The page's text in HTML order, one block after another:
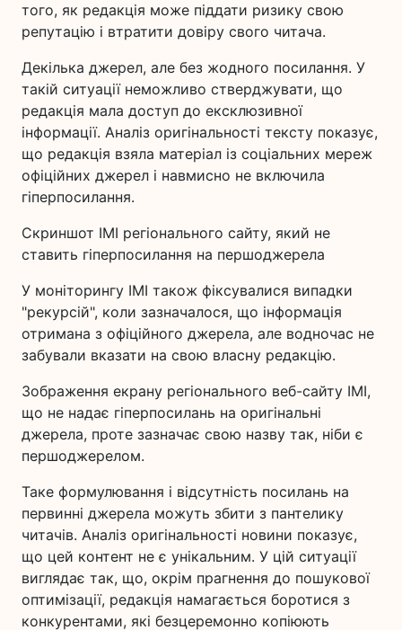
того, як редакція може піддати ризику свою
репутацію і втратити довіру свого читача.
Декілька джерел, але без жодного посилання. У
такій ситуації неможливо стверджувати, що
редакція мала доступ до ексклюзивної
інформації. Аналіз оригінальності тексту показує,
що редакція взяла матеріал із соціальних мереж
офіційних джерел і навмисно не включила
гіперпосилання.
Скриншот ІМІ регіонального сайту, який не
ставить гіперпосилання на першоджерела
У моніторингу ІМІ також фіксувалися випадки
"рекурсій", коли зазначалося, що інформація
отримана з офіційного джерела, але водночас не
забували вказати на свою власну редакцію.
Зображення екрану регіонального веб-сайту ІМІ,
що не надає гіперпосилань на оригінальні
джерела, проте зазначає свою назву так, ніби є
першоджерелом.
Таке формулювання і відсутність посилань на
первинні джерела можуть збити з пантелику
читачів. Аналіз оригінальності новини показує,
що цей контент не є унікальним. У цій ситуації
виглядає так, що, окрім прагнення до пошукової
оптимізації, редакція намагається боротися з
конкурентами, які безцеремонно копіюють